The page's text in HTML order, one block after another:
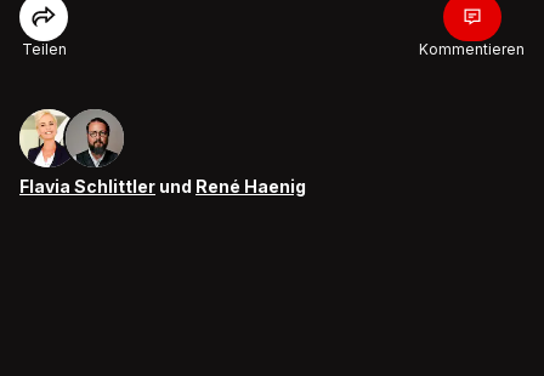
Teilen Kommentieren
Flavia Schlittler und René Haenig